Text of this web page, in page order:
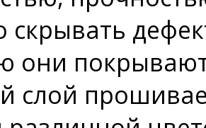
они
слой